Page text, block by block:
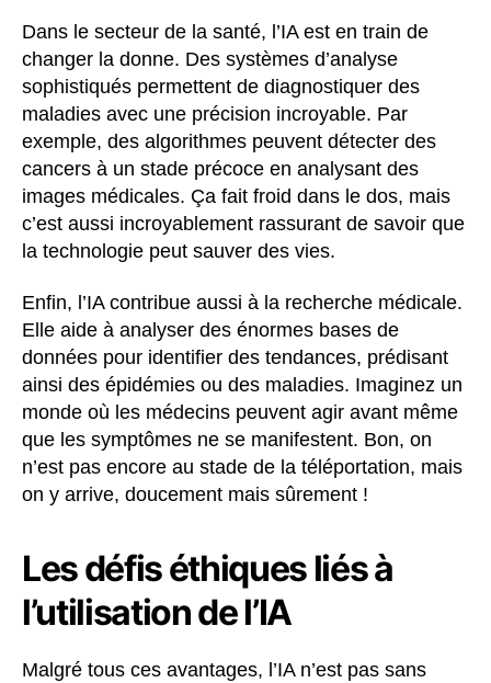
Dans le secteur de la santé, l’IA est en train de
changer la donne. Des systèmes d’analyse
sophistiqués permettent de diagnostiquer des
maladies avec une précision incroyable. Par
exemple, des algorithmes peuvent détecter des
cancers à un stade précoce en analysant des
images médicales. Ça fait froid dans le dos, mais
c’est aussi incroyablement rassurant de savoir que
la technologie peut sauver des vies.
Enfin, l’IA contribue aussi à la recherche médicale.
Elle aide à analyser des énormes bases de
données pour identifier des tendances, prédisant
ainsi des épidémies ou des maladies. Imaginez un
monde où les médecins peuvent agir avant même
que les symptômes ne se manifestent. Bon, on
n’est pas encore au stade de la téléportation, mais
on y arrive, doucement mais sûrement !
Les défis éthiques liés à
l’utilisation de l’IA
Malgré tous ces avantages, l’IA n’est pas sans